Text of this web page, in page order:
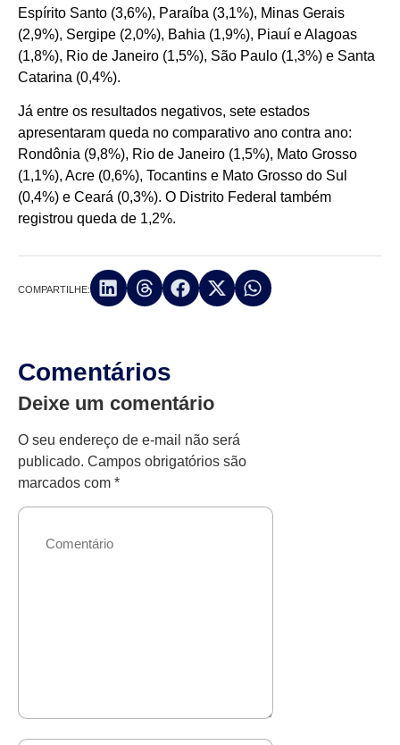
Espírito Santo (3,6%), Paraíba (3,1%), Minas Gerais
(2,9%), Sergipe (2,0%), Bahia (1,9%), Piauí e Alagoas
(1,8%), Rio de Janeiro (1,5%), São Paulo (1,3%) e Santa
Catarina (0,4%).
Já entre os resultados negativos, sete estados
apresentaram queda no comparativo ano contra ano:
Rondônia (9,8%), Rio de Janeiro (1,5%), Mato Grosso
(1,1%), Acre (0,6%), Tocantins e Mato Grosso do Sul
(0,4%) e Ceará (0,3%). O Distrito Federal também
registrou queda de 1,2%.
COMPARTILHE:
Comentários
Deixe um comentário
O seu endereço de e-mail não será
publicado. Campos obrigatórios são
marcados com *